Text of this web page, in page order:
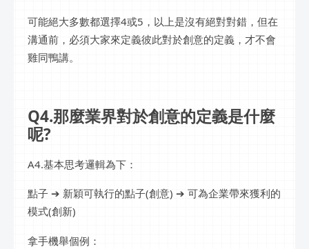
可能絕大多數都選擇4或5，以上是沒有絕對對錯，但在
溝通前，必須大家來定義彼此對於創意的定義，才不會
雞同鴨講。
Q4.那麼業界對於創意的定義是什麼
呢?
A4.基本思考邏輯為下：
點子 ➔ 新穎可執行的點子(創意) ➔ 可為企業帶來獲利的
模式(創新)
拿手機舉個例：